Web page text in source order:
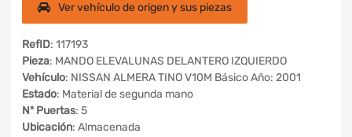
Ver vehículo de origen y sus piezas
RefID: 117193
Pieza: MANDO ELEVALUNAS DELANTERO IZQUIERDO
Vehículo: NISSAN ALMERA TINO V10M Básico Año: 2001
Estado: Material de segunda mano
Nº Puertas: 5
Ubicación: Almacenada